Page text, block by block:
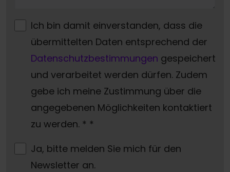
Ich bin damit einverstanden, dass die
übermittelten Daten entsprechend der
Datenschutzbestimmungen gespeichert
und verarbeitet werden dürfen. Zudem
gebe ich meine Zustimmung über die
angegebenen Möglichkeiten kontaktiert
zu werden. * *
Ja, bitte melden Sie mich für den
Newsletter an.